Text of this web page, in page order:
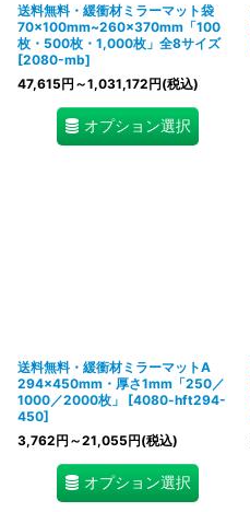
送料無料・緩衝材ミラーマット袋
70×100mm~260×370mm「100
枚・500枚・1,000枚」全8サイズ
[2080-mb]
47,615円 ～1,031,172円(税込)
オプション選択
送料無料・緩衝材ミラーマットA
294×450mm・厚さ1mm「250／
1000／2000枚」
[4080-hft294-
450]
3,762円 ～21,055円(税込)
オプション選択